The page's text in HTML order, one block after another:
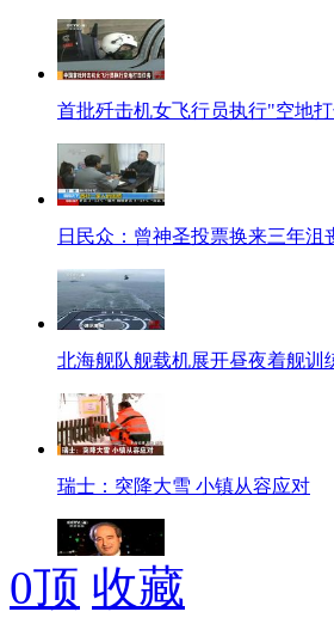
首批歼击机女飞行员执行"空地
日民众：曾神圣投票换来三年沮
北海舰队舰载机展开昼夜着舰训
瑞士：突降大雪 小镇从容应对
叙副外长称巴沙尔不会离开叙利亚
0顶 收藏